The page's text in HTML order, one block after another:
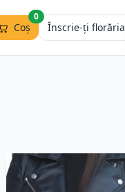
Coș
0
Înscrie-ți florăria